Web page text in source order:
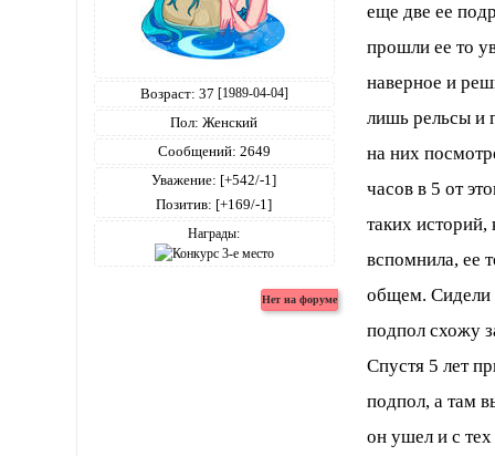
Возраст: 37 [1989-04-04]
Пол: Женский
Сообщений: 2649
Уважение: [+542/-1]
Позитив: [+169/-1]
Награды:
еще две ее
прошли ее то
наверное и
лишь рельсы и
на них
часов в 5 от
таких
вспомнила, ее
общем. Сидели
подпол схожу
Спустя 5 лет
подпол, а там
он ушел и с